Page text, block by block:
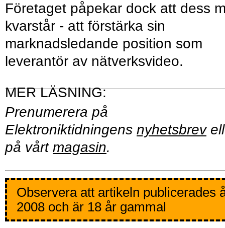
Företaget påpekar dock att dess
kvarstår - att förstärka sin
marknadsledande position som
leverantör av nätverksvideo.
Prenumerera på
Elektroniktidningens nyhetsbrev
på vårt magasin.
Observera att artikeln publicerades
2008 och är 18 år gammal